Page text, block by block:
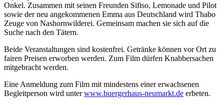
Onkel. Zusammen mit seinen Freunden Sifiso, Lemonade und Pilot
sowie der neu angekommenen Emma aus Deutschland wird Thabo
Zeuge von Nashornwilderei. Gemeinsam machen sie sich auf die
Suche nach den Tätern.
Beide Veranstaltungen sind kostenfrei. Getränke können vor Ort zu
fairen Preisen erworben werden. Zum Film dürfen Knabbersachen
mitgebracht werden.
Eine Anmeldung zum Film mit mindestens einer erwachsenen
Begleitperson wird unterwww.buergerhaus-neumarkt.de erbeten.